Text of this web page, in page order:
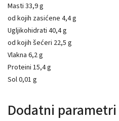
Masti 33,9 g
od kojih zasićene 4,4 g
Ugljikohidrati 40,4 g
od kojih šećeri 22,5 g
Vlakna 6,2 g
Proteini 15,4 g
Sol 0,01 g
Dodatni parametri